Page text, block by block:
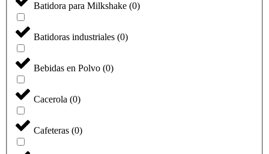
Batidora para Milkshake (0)
Batidoras industriales (0)
Bebidas en Polvo (0)
Cacerola (0)
Cafeteras (0)